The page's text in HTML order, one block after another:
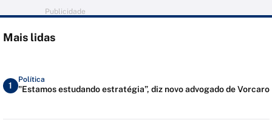
Publicidade
Mais lidas
1
Política
"Estamos estudando estratégia”, diz novo advogado de Vorcaro